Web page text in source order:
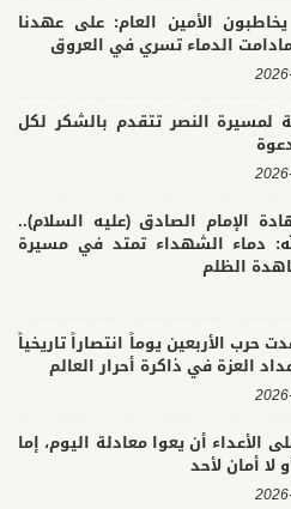
يخاطبون الأمين العام: على عهدنا
الدماء تسري في العروق
لمسيرة النصر تتقدم بالشكر لكل
الإمام الصادق (عليه السلام)..
دماء الشهداء تمتد في مسيرة
الظلم
حرب الأربعين يوماً انتصاراً تاريخياً
العزة في ذاكرة أحرار العالم
الأعداء أن يعوا معادلة اليوم، إما
لا أمان لأحد